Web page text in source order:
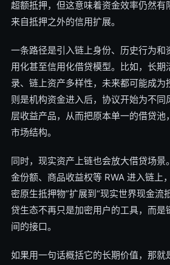
超额抵押，但这意味着资金效率仍然有
来自抵押之外的信用扩展。
一条路径是引入链上身份、历史行为和
用化甚至信用化借贷模型。比如，长期
录、链上资产多样性，未来都可能成为
则是机构资金进入后，协议开始为不同
层收益产品，从而把原本单一的借贷池
市场结构。
同时，现实资产上链也会放大借贷场景
金份额、商品收益权等 RWA 进入链上
密原生抵押物”扩展到“现实世界现金流
贷生态不再只是加密用户的工具，而是
间的接口。
如果用一句话概括它的长期价值，那就